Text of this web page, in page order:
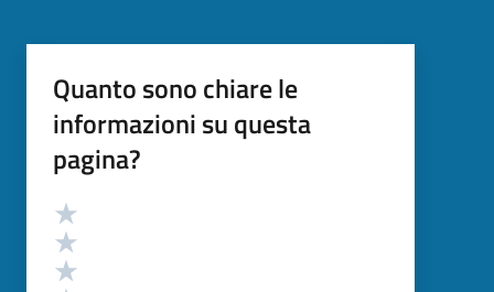
Quanto sono chiare le
informazioni su questa
pagina?
Valutazione